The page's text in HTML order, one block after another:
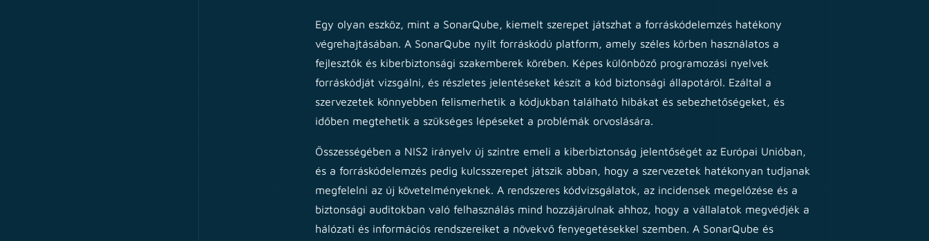
Egy olyan eszköz, mint a SonarQube, kiemelt szerepet játszhat a forráskódelemzés hatékony
végrehajtásában. A SonarQube nyílt forráskódú platform, amely széles körben használatos a
fejlesztők és kiberbiztonsági szakemberek körében. Képes különböző programozási nyelvek
forráskódját vizsgálni, és részletes jelentéseket készít a kód biztonsági állapotáról. Ezáltal a
szervezetek könnyebben felismerhetik a kódjukban található hibákat és sebezhetőségeket, és
időben megtehetik a szükséges lépéseket a problémák orvoslására.
Összességében a NIS2 irányelv új szintre emeli a kiberbiztonság jelentőségét az Európai Unióban,
és a forráskódelemzés pedig kulcsszerepet játszik abban, hogy a szervezetek hatékonyan tudjanak
megfelelni az új követelményeknek. A rendszeres kódvizsgálatok, az incidensek megelőzése és a
biztonsági auditokban való felhasználás mind hozzájárulnak ahhoz, hogy a vállalatok megvédjék a
hálózati és információs rendszereiket a növekvő fenyegetésekkel szemben. A SonarQube és